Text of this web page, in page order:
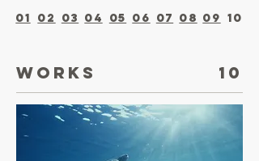
01 02 03 04 05 06 07 08 09 10
WORKS 10